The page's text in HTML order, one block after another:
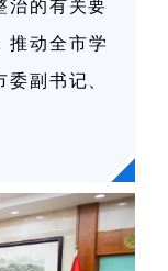
治的有关要
推动全市学
副书记、